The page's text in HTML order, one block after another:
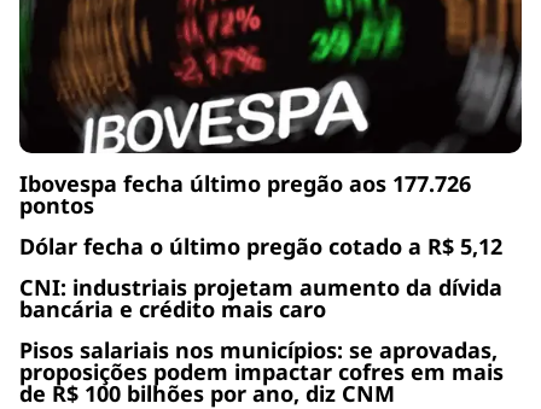
Ibovespa fecha último pregão aos 177.726
pontos
Dólar fecha o último pregão cotado a R$ 5,12
CNI: industriais projetam aumento da dívida
bancária e crédito mais caro
Pisos salariais nos municípios: se aprovadas,
proposições podem impactar cofres em mais
de R$ 100 bilhões por ano, diz CNM